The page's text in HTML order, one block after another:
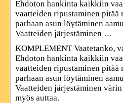
Ehdoton hankinta kaikkiin
vaatteiden ripustaminen pitää
parhaan asun löytäminen
Vaatteiden järjestäminen …
KOMPLEMENT Vaatetanko,
Ehdoton hankinta kaikkiin
vaatteiden ripustaminen pitää
parhaan asun löytäminen
Vaatteiden järjestäminen
myös auttaa.